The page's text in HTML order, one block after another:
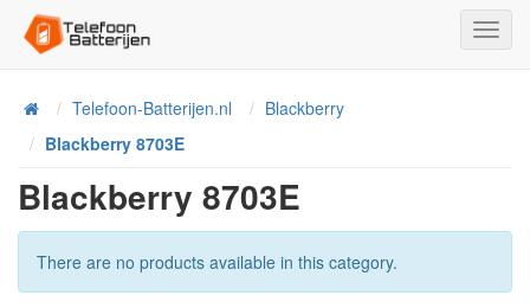
HomeTelefoon-Batterijen.nl
Blackberry
Blackberry 8703E
Blackberry 8703E
There are no products available in this category.